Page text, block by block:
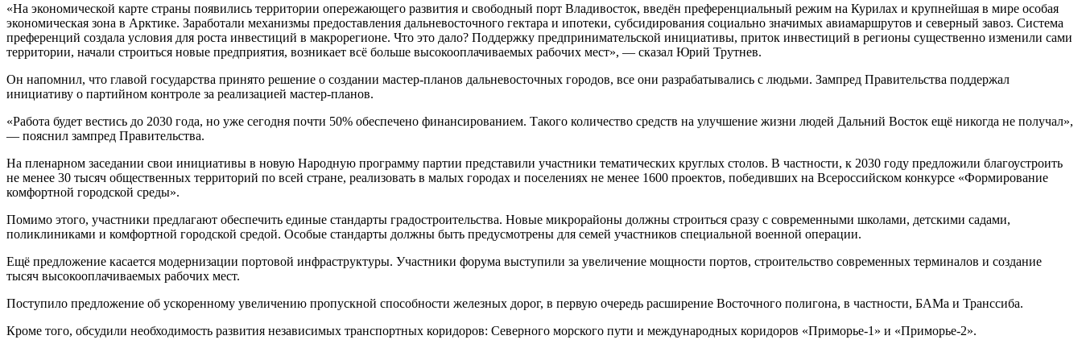
«На экономической карте страны появились территории опережающего развития и свободный порт Владивосток, введён преференциальный режим на Курилах и крупнейшая в мире особая
экономическая зона в Арктике. Заработали механизмы предоставления дальневосточного гектара и ипотеки, субсидирования социально значимых авиамаршрутов и северный завоз. Система
преференций создала условия для роста инвестиций в макрорегионе. Что это дало? Поддержку предпринимательской инициативы, приток инвестиций в регионы существенно изменили сами
территории, начали строиться новые предприятия, возникает всё больше высокооплачиваемых рабочих мест», — сказал Юрий Трутнев.
Он напомнил, что главой государства принято решение о создании мастер-планов дальневосточных городов, все они разрабатывались с людьми. Зампред Правительства поддержал
инициативу о партийном контроле за реализацией мастер-планов.
«Работа будет вестись до 2030 года, но уже сегодня почти 50% обеспечено финансированием. Такого количество средств на улучшение жизни людей Дальний Восток ещё никогда не получал»,
— пояснил зампред Правительства.
На пленарном заседании свои инициативы в новую Народную программу партии представили участники тематических круглых столов. В частности, к 2030 году предложили благоустроить
не менее 30 тысяч общественных территорий по всей стране, реализовать в малых городах и поселениях не менее 1600 проектов, победивших на Всероссийском конкурсе «Формирование
комфортной городской среды».
Помимо этого, участники предлагают обеспечить единые стандарты градостроительства. Новые микрорайоны должны строиться сразу с современными школами, детскими садами,
поликлиниками и комфортной городской средой. Особые стандарты должны быть предусмотрены для семей участников специальной военной операции.
Ещё предложение касается модернизации портовой инфраструктуры. Участники форума выступили за увеличение мощности портов, строительство современных терминалов и создание
тысяч высокооплачиваемых рабочих мест.
Поступило предложение об ускоренному увеличению пропускной способности железных дорог, в первую очередь расширение Восточного полигона, в частности, БАМа и Транссиба.
Кроме того, обсудили необходимость развития независимых транспортных коридоров: Северного морского пути и международных коридоров «Приморье-1» и «Приморье-2».